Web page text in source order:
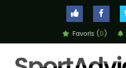
Favoris (0)
COMPARATEUR